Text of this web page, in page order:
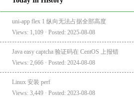
uni-app flex 1 纵向无法占据全部高度
Views: 1,109 · Posted: 2025-08-08
Java easy captcha 验证码在 CentOS 上报错
Views: 2,666 · Posted: 2024-08-08
Linux 安装 perf
Views: 3,449 · Posted: 2023-08-08